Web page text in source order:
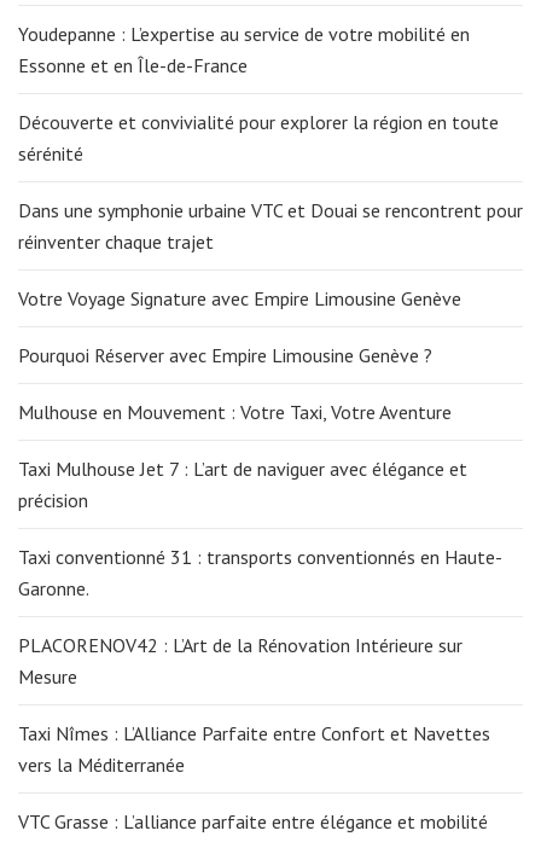
Youdepanne : L’expertise au service de votre mobilité en
Essonne et en Île-de-France
Découverte et convivialité pour explorer la région en toute
sérénité
Dans une symphonie urbaine VTC et Douai se rencontrent pour
réinventer chaque trajet
Votre Voyage Signature avec Empire Limousine Genève
Pourquoi Réserver avec Empire Limousine Genève ?
Mulhouse en Mouvement : Votre Taxi, Votre Aventure
Taxi Mulhouse Jet 7 : L’art de naviguer avec élégance et
précision
Taxi conventionné 31 : transports conventionnés en Haute-
Garonne.
PLACORENOV42 : L’Art de la Rénovation Intérieure sur
Mesure
Taxi Nîmes : L’Alliance Parfaite entre Confort et Navettes
vers la Méditerranée
VTC Grasse : L’alliance parfaite entre élégance et mobilité